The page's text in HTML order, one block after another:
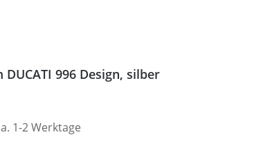
996 Design, silber
1-2 Werktage